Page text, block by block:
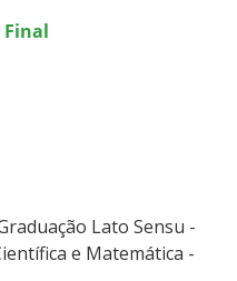
Final
Lato Sensu -
e Matemática -